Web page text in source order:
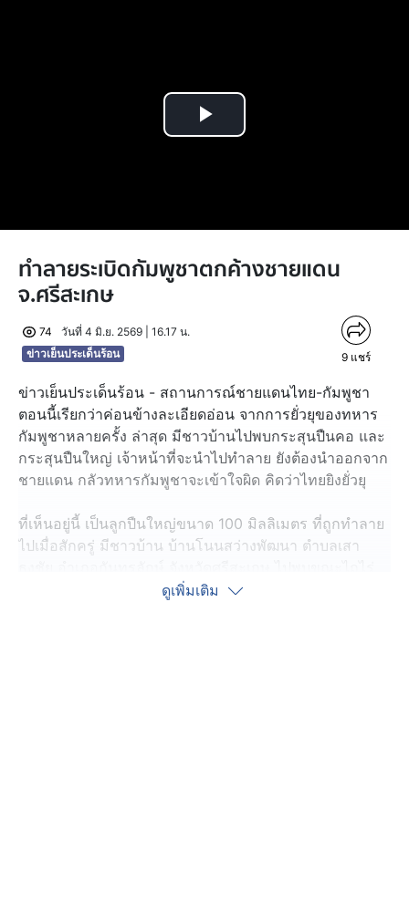
Play
ทำลายระเบิดกัมพูชาตกค้างชายแดน
จ.ศรีสะเกษ
74
วันที่ 4 มิ.ย. 2569 | 16.17 น.
ข่าวเย็นประเด็นร้อน
9 แชร์
ข่าวเย็นประเด็นร้อน - สถานการณ์ชายแดนไทย-กัมพูชา
ตอนนี้เรียกว่าค่อนข้างละเอียดอ่อน จากการยั่วยุของทหาร
กัมพูชาหลายครั้ง ล่าสุด มีชาวบ้านไปพบกระสุนปืนคอ และ
กระสุนปืนใหญ่ เจ้าหน้าที่จะนำไปทำลาย ยังต้องนำออกจาก
ชายแดน กลัวทหารกัมพูชาจะเข้าใจผิด คิดว่าไทยยิงยั่วยุ
ที่เห็นอยู่นี้ เป็นลูกปืนใหญ่ขนาด 100 มิลลิเมตร ที่ถูกทำลาย
ไปเมื่อสักครู่ มีชาวบ้าน บ้านโนนสว่างพัฒนา ตำบลเสา
เพื่อทำการเพาะปลูก จึงแจ้งเจ้าหน้าที่หน่วยเก็บกู้ และ
ดูเพิ่มเติม